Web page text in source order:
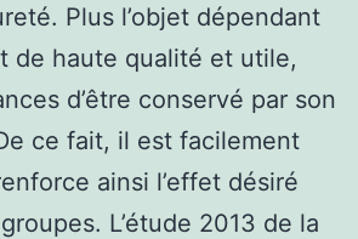
Plus l’objet dépendant
de haute qualité et utile,
d’être conservé par son
ce fait, il est facilement
ainsi l’effet désiré
L’étude 2013 de la